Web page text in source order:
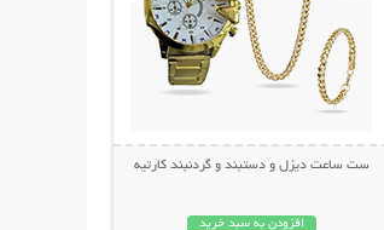
ست ساعت دیزل و دستبند و گردنبند کارتیه
افزودن به سبد خرید